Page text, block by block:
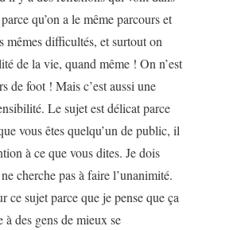
qu’on a le même parcours et
mêmes difficultés, et surtout on
de la vie, quand même ! On n’est
de foot ! Mais c’est aussi une
Le sujet est délicat parce
vous êtes quelqu’un de public, il
à ce que vous dites. Je dois
cherche pas à faire l’unanimité.
ce sujet parce que je pense que ça
à des gens de mieux se